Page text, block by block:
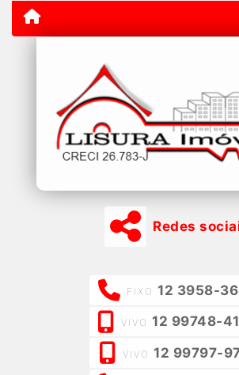
Redes
FIXO 12 3958-
VIVO 12 99748-
VIVO 12 99797-